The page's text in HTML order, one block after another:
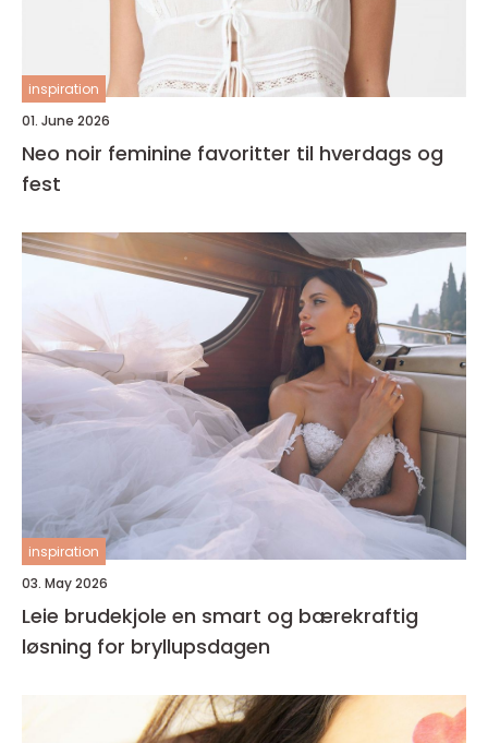
inspiration
01. June 2026
Neo noir feminine favoritter til hverdags og
fest
inspiration
03. May 2026
Leie brudekjole en smart og bærekraftig
løsning for bryllupsdagen